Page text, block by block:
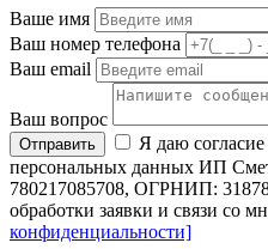
Ваше имя
Ваш номер телефона
Ваш email
Ваш вопрос
Отправить
Я даю
персональных данных ИП
780217085708, ОГРНИП:
обработки заявки и связи со
конфиденциальности]